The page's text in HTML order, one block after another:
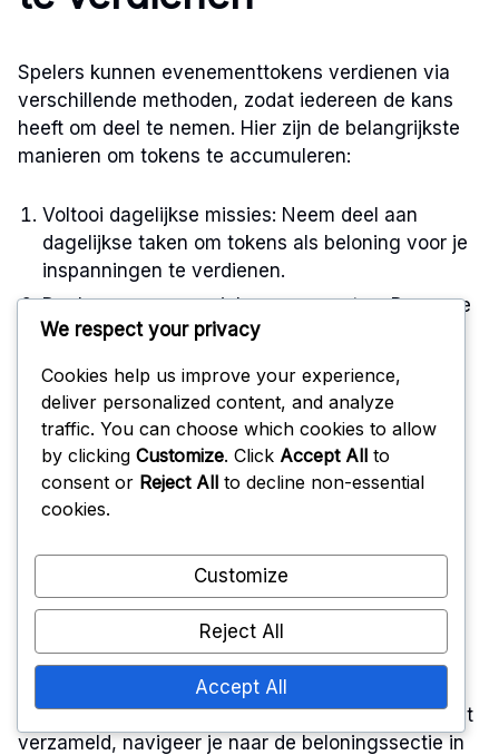
Spelers kunnen evenementtokens verdienen via
verschillende methoden, zodat iedereen de kans
heeft om deel te nemen. Hier zijn de belangrijkste
manieren om tokens te accumuleren:
Voltooi dagelijkse missies: Neem deel aan
dagelijkse taken om tokens als beloning voor je
inspanningen te verdienen.
Deelname aan speciale evenementen: Doe mee
aan evenementen met beperkte tijd die tokens
Wedstrijden winnen: Verdien tokens door
wedstrijden te winnen, wat competitief spel en
vaardigheidsontwikkeling aanmoedigt.
Het claimen van
evenementtokenprijzen
Het claimen van je evenementtokenprijzen is een
eenvoudig proces. Zodra je voldoende tokens hebt
verzameld, navigeer je naar de beloningssectie in
We respect your privacy
Cookies help us improve your experience,
deliver personalized content, and analyze
traffic. You can choose which cookies to allow
by clicking Customize. Click Accept All to
consent or Reject All to decline non-essential
cookies.
Customize
Reject All
Accept All